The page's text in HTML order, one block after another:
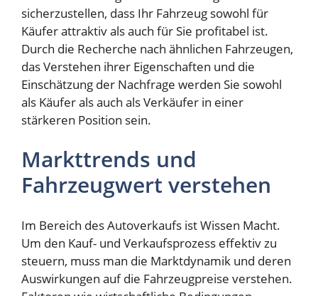
sicherzustellen, dass Ihr Fahrzeug sowohl für
Käufer attraktiv als auch für Sie profitabel ist.
Durch die Recherche nach ähnlichen Fahrzeugen,
das Verstehen ihrer Eigenschaften und die
Einschätzung der Nachfrage werden Sie sowohl
als Käufer als auch als Verkäufer in einer
stärkeren Position sein.
Markttrends und
Fahrzeugwert verstehen
Im Bereich des Autoverkaufs ist Wissen Macht.
Um den Kauf- und Verkaufsprozess effektiv zu
steuern, muss man die Marktdynamik und deren
Auswirkungen auf die Fahrzeugpreise verstehen.